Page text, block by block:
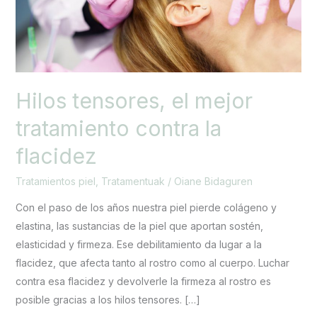
Hilos tensores, el mejor
tratamiento contra la
flacidez
Tratamientos piel Tratamentuak / Oiane Bidaguren
Con el paso de los años nuestra piel pierde colágeno y
elastina, las sustancias de la piel que aportan sostén,
elasticidad y firmeza. Ese debilitamiento da lugar a la
flacidez, que afecta tanto al rostro como al cuerpo. Luchar
contra esa flacidez y devolverle la firmeza al rostro es
posible gracias a los hilos tensores. […]
flacidez